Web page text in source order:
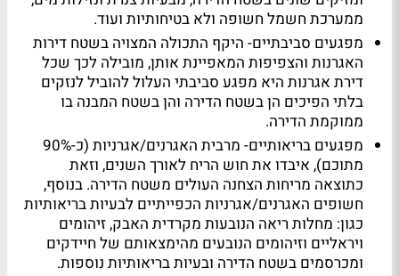
ממערכת חשמל חשופה ולא בטיחותיות ועוד.
מפגעים סביבתיים- היקף התכולה המצויה בשטח דירות
האגרנות והצפיפות המאפיינת אותן, מובילה לכך שכל
דירת אגרנות היא מפגע סביבתי העלול להוביל לנזקים
בלתי הפיכים הן בשטח הדירה והן בשטח המבנה בו
ממוקמת הדירה.
מפגעים בריאותיים- מרבית האגרנים/אגרניות (כ-90%
מתוכם), איבדו את חוש הריח לאורך השנים, וזאת
כתוצאה מריחות הצחנה העולים משטח הדירה. בנוסף,
חשופים האגרנים/אגרניות הכפייתיים לבעיות בריאותיות
כגון: מחלות ריאה הנובעות מקרדית האבק, זיהומים
ויראליים וזיהומים הנובעים מהימצאותם של חיידקים
ומכרסמים בשטח הדירה ובעיות בריאותיות נוספות.